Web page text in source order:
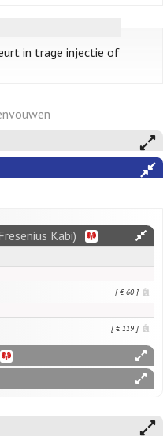
in trage injectie of
Kabi)
[ € 60 ]
[ € 119 ]